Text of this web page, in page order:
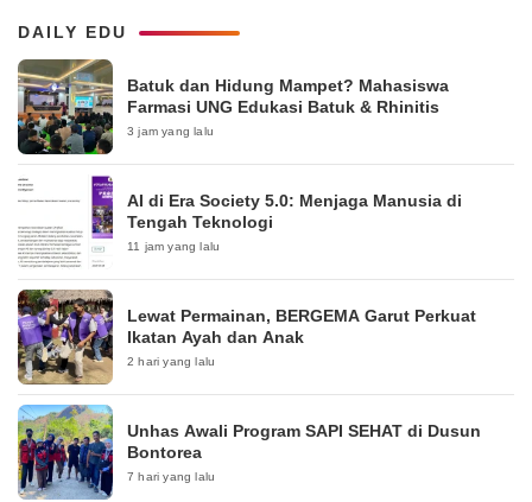
DAILY EDU
Batuk dan Hidung Mampet? Mahasiswa
Farmasi UNG Edukasi Batuk & Rhinitis
3 jam yang lalu
AI di Era Society 5.0: Menjaga Manusia di
Tengah Teknologi
11 jam yang lalu
Lewat Permainan, BERGEMA Garut Perkuat
Ikatan Ayah dan Anak
2 hari yang lalu
Unhas Awali Program SAPI SEHAT di Dusun
Bontorea
7 hari yang lalu